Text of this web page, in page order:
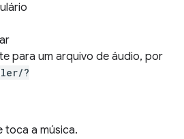
para um arquivo de áudio, por
?
toca a música.